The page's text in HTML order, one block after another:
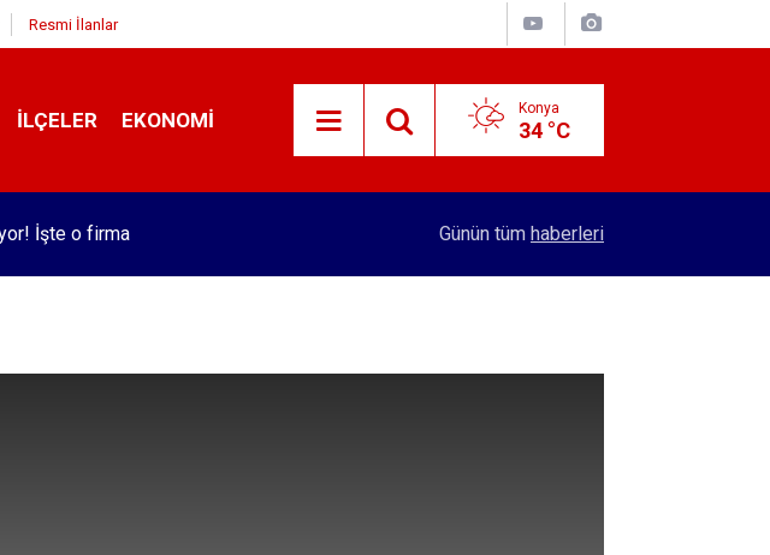
Resmi İlanlar
İLÇELER EKONOMI Konya
34 °C
Konyalıların bilmediği o gerçek! İbrahimoviç'le
Günün tüm haberleri